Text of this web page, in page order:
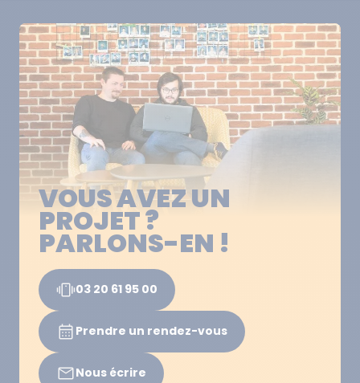
VOUS AVEZ UN
PROJET ?
PARLONS-EN !
03 20 61 95 00
Prendre un rendez-vous
Nous écrire